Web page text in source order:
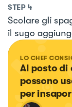
STEP 4
Scolare gli
il sugo
LO CHEF
Al posto di
possono
per